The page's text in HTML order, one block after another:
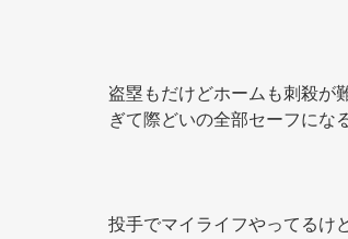
盗塁もだけどホームも刺殺が
ぎて際どいの全部セーフにな
投手でマイライフやってるけ